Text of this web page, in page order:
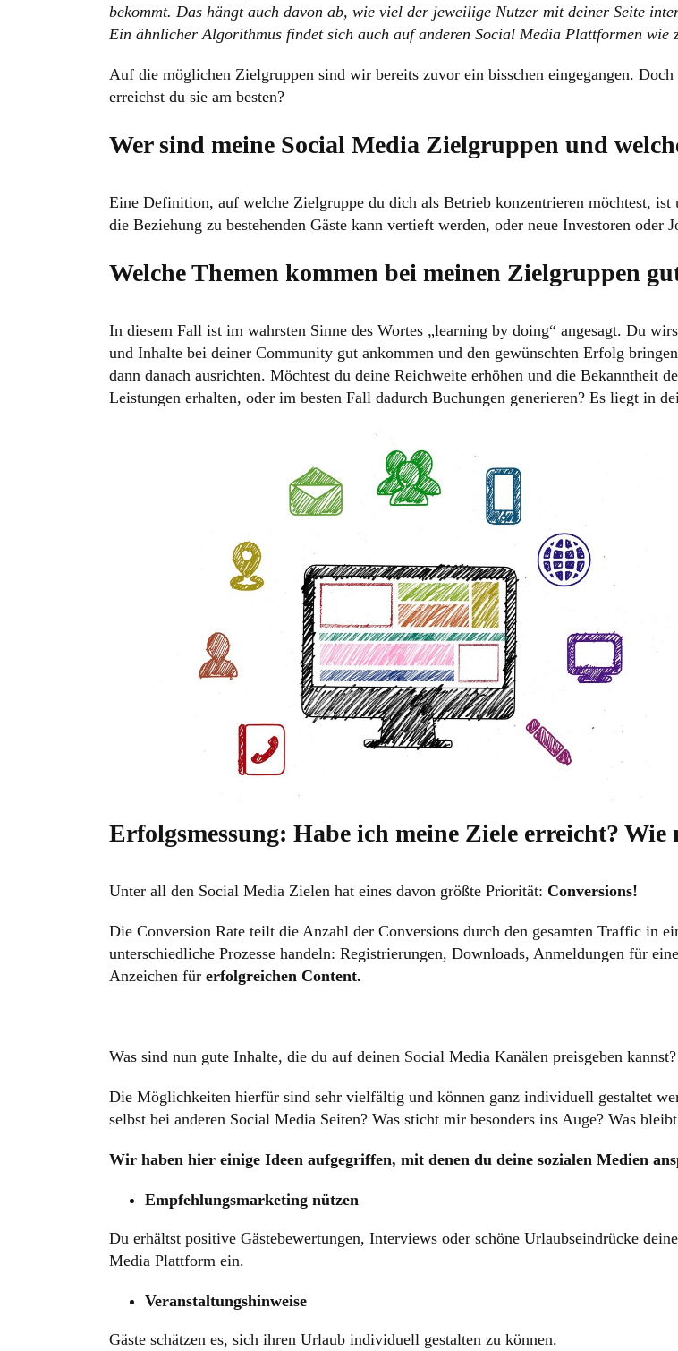
bekommt. Das hängt auch davon ab, wie viel der jeweilige Nutzer mit deiner Seite
Ein ähnlicher Algorithmus findet sich auch auf anderen Social Media Plattformen wie
Auf die möglichen Zielgruppen sind wir bereits zuvor ein bisschen eingegangen.
erreichst du sie am besten?
Wer sind meine Social Media Zielgruppen und
Eine Definition, auf welche Zielgruppe du dich als Betrieb konzentrieren möchtest, ist
die Beziehung zu bestehenden Gäste kann vertieft werden, oder neue Investoren oder
Welche Themen kommen bei meinen Zielgruppen
In diesem Fall ist im wahrsten Sinne des Wortes „learning by doing“ angesagt. Du
und Inhalte bei deiner Community gut ankommen und den gewünschten Erfolg
dann danach ausrichten. Möchtest du deine Reichweite erhöhen und die Bekanntheit
Leistungen erhalten, oder im besten Fall dadurch Buchungen generieren? Es liegt in
Erfolgsmessung: Habe ich meine Ziele erreicht? Wie
Unter all den Social Media Zielen hat eines davon größte Priorität: Conversions!
Die Conversion Rate teilt die Anzahl der Conversions durch den gesamten Traffic in
unterschiedliche Prozesse handeln: Registrierungen, Downloads, Anmeldungen für
Anzeichen für erfolgreichen Content.
Was sind nun gute Inhalte, die du auf deinen Social Media Kanälen preisgeben kannst?
Die Möglichkeiten hierfür sind sehr vielfältig und können ganz individuell gestaltet
selbst bei anderen Social Media Seiten? Was sticht mir besonders ins Auge? Was
Wir haben hier einige Ideen aufgegriffen, mit denen du deine sozialen Medien
Empfehlungsmarketing nützen
Du erhältst positive Gästebewertungen, Interviews oder schöne Urlaubseindrücke
Media Plattform ein.
Veranstaltungshinweise
Gäste schätzen es, sich ihren Urlaub individuell gestalten zu können.